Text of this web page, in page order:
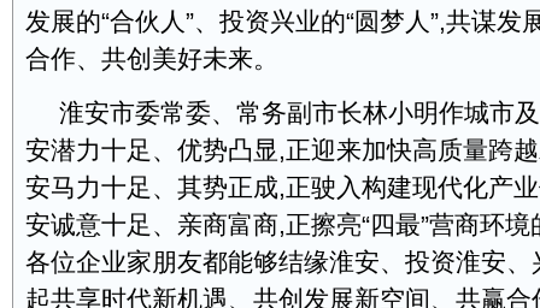
发展的“合伙人”、投资兴业的“圆梦人”,共谋发
合作、共创美好未来。
淮安市委常委、常务副市长林小明作城市
安潜力十足、优势凸显,正迎来加快高质量跨
安马力十足、其势正成,正驶入构建现代化产
安诚意十足、亲商富商,正擦亮“四最”营商环境
各位企业家朋友都能够结缘淮安、投资淮安
起共享时代新机遇、共创发展新空间、共赢合